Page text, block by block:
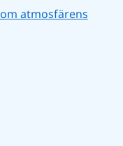
atmosfärens